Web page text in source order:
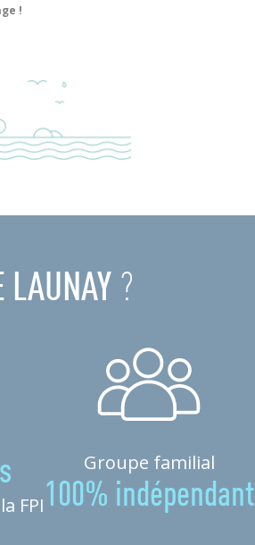
!
LAUNAY ?
FPI
Groupe familial
100% indépendant